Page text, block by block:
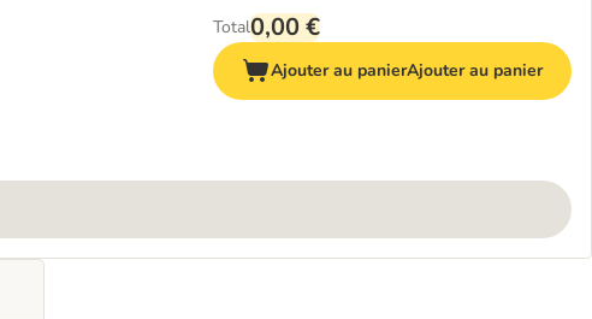
Total0,00 €
Ajouter au panierAjouter au panier